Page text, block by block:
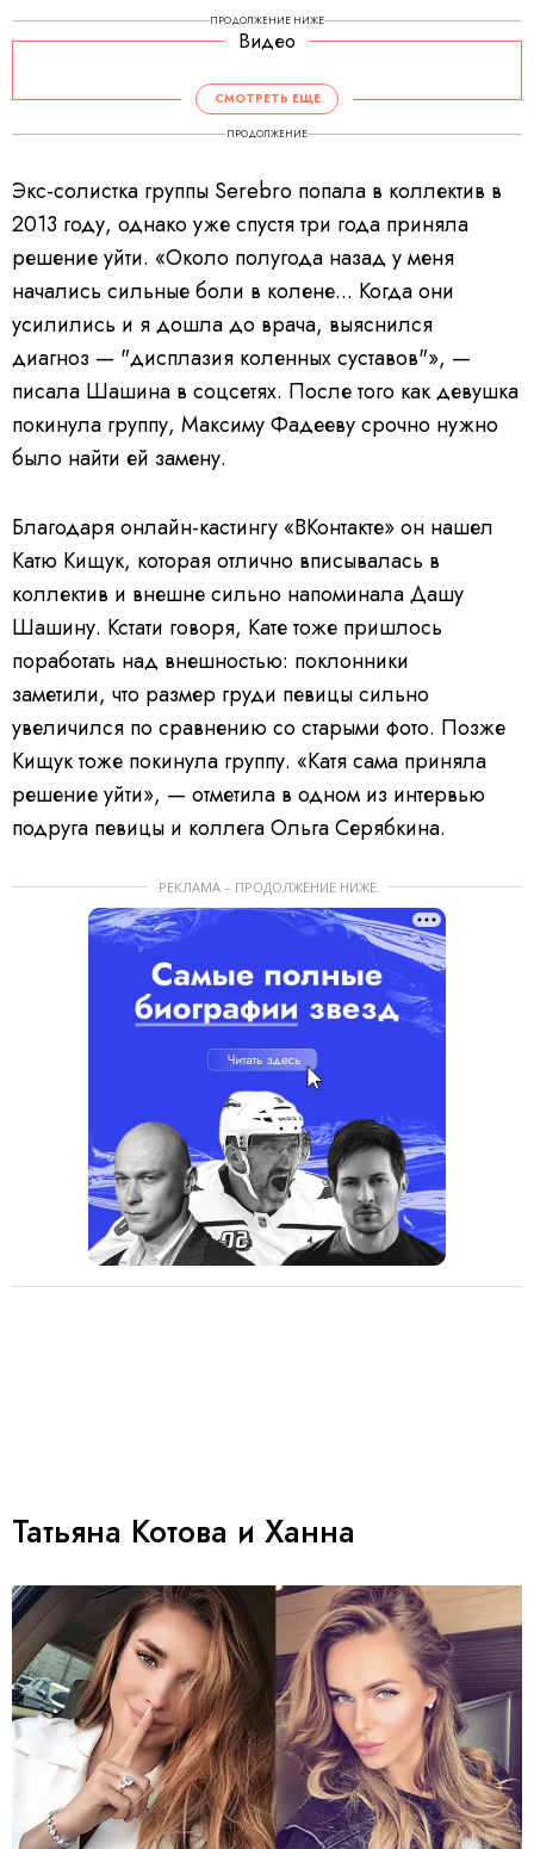
ПРОДОЛЖЕНИЕ НИЖЕ
Видео
СМОТРЕТЬ ЕЩЕ
ПРОДОЛЖЕНИЕ
Экс-солистка группы Serebro попала в коллектив в
2013 году, однако уже спустя три года приняла
решение уйти. «Около полугода назад у меня
начались сильные боли в колене... Когда они
усилились и я дошла до врача, выяснился
диагноз — "дисплазия коленных суставов"», —
писала Шашина в соцсетях. После того как девушка
покинула группу, Максиму Фадееву срочно нужно
было найти ей замену.
Благодаря онлайн-кастингу «ВКонтакте» он нашел
Катю Кищук, которая отлично вписывалась в
коллектив и внешне сильно напоминала Дашу
Шашину. Кстати говоря, Кате тоже пришлось
поработать над внешностью: поклонники
заметили, что размер груди певицы сильно
увеличился по сравнению со старыми фото. Позже
Кищук тоже покинула группу. «Катя сама приняла
решение уйти», — отметила в одном из интервью
подруга певицы и коллега Ольга Серябкина.
РЕКЛАМА – ПРОДОЛЖЕНИЕ НИЖЕ
Татьяна Котова и Ханна